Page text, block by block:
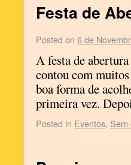
Festa de
Posted on 6 de
A festa de
contou com
boa forma de
primeira vez.
Posted in Eventos, Sem